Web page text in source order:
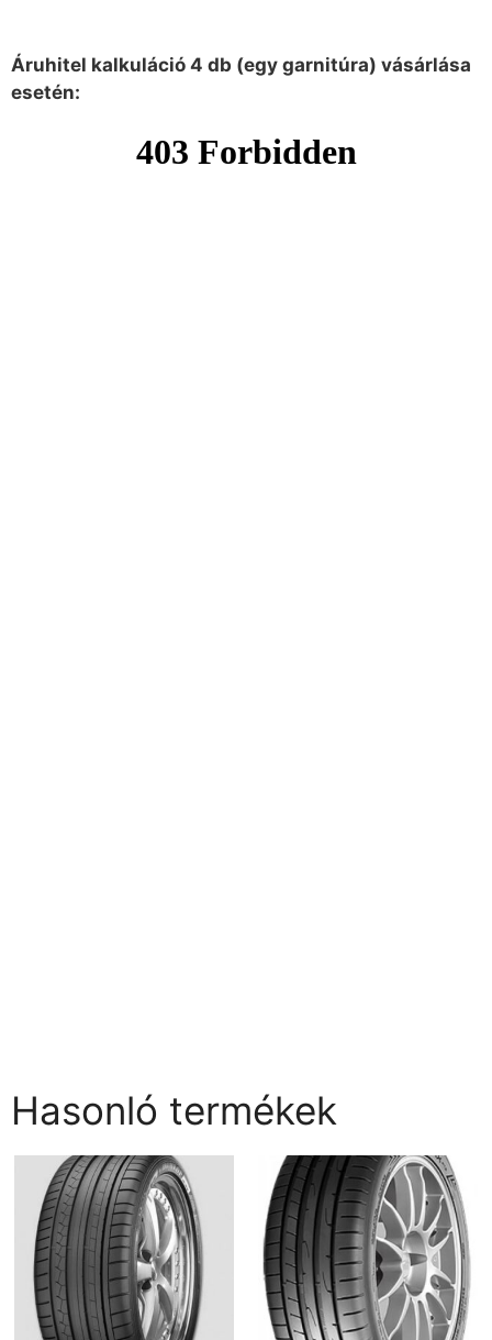
Áruhitel kalkuláció 4 db (egy garnitúra) vásárlása
esetén:
Hasonló termékek